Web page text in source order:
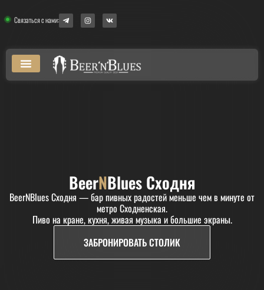
Связаться с нами:
BeerNBlues Сходня
BeerNBlues Сходня — бар пивных радостей меньше чем в минуте от
метро Сходненская.
Пиво на кране, кухня, живая музыка и большие экраны.
ЗАБРОНИРОВАТЬ СТОЛИК